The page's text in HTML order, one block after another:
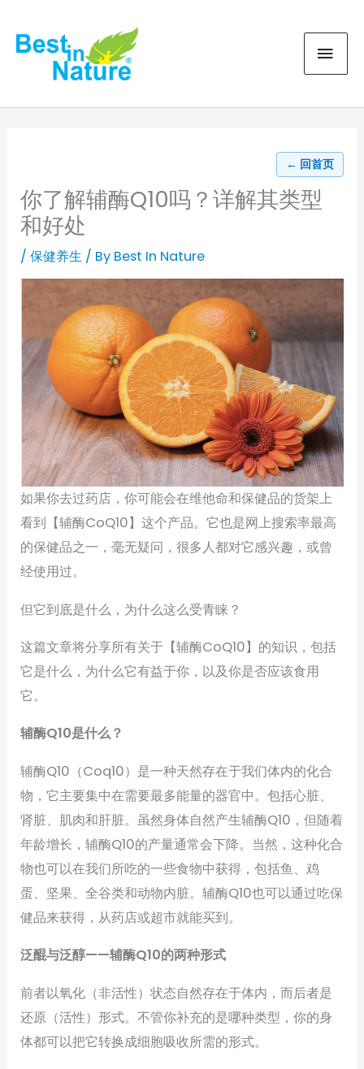
content
← 回首页
你了解辅酶Q10吗？详解其类型
和好处
/保健养生 / By Best In Nature
如果你去过药店，你可能会在维他命和保健品的货架上
看到【辅酶CoQ10】这个产品。它也是网上搜索率最高
的保健品之一，毫无疑问，很多人都对它感兴趣，或曾
经使用过。
但它到底是什么，为什么这么受青睐？
这篇文章将分享所有关于【辅酶CoQ10】的知识，包括
它是什么，为什么它有益于你，以及你是否应该食用
它。
辅酶Q10是什么？
辅酶Q10（Coq10）是一种天然存在于我们体内的化合
物，它主要集中在需要最多能量的器官中。包括心脏、
肾脏、肌肉和肝脏。虽然身体自然产生辅酶Q10，但随着
年龄增长，辅酶Q10的产量通常会下降。当然，这种化合
物也可以在我们所吃的一些食物中获得，包括鱼、鸡
蛋、坚果、全谷类和动物内脏。辅酶Q10也可以通过吃保
健品来获得，从药店或超市就能买到。
泛醌与泛醇——辅酶Q10的两种形式
前者以氧化（非活性）状态自然存在于体内，而后者是
还原（活性）形式。不管你补充的是哪种类型，你的身
体都可以把它转换成细胞吸收所需的形式。